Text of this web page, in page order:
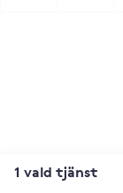
1 vald tjänst